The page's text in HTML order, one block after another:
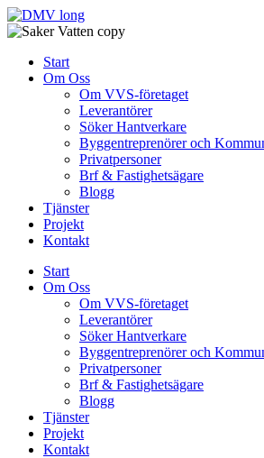
Skip
to
Start
Om Oss
Om VVS-företaget
Leverantörer
Söker Hantverkare
Byggentreprenörer och
Privatpersoner
Brf & Fastighetsägare
Blogg
Tjänster
Projekt
Kontakt
Start
Om Oss
Om VVS-företaget
Leverantörer
Söker Hantverkare
Byggentreprenörer och
Privatpersoner
Brf & Fastighetsägare
Blogg
Tjänster
Projekt
Kontakt